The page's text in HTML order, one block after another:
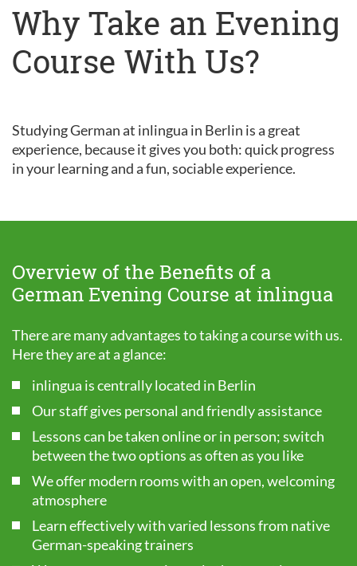
Why Take an Evening
Course With Us?
Studying German at inlingua in Berlin is a great
experience, because it gives you both: quick progress
in your learning and a fun, sociable experience.
Overview of the Benefits of a
German Evening Course at inlingua
There are many advantages to taking a course with us.
Here they are at a glance:
inlingua is centrally located in Berlin
Our staff gives personal and friendly assistance
Lessons can be taken online or in person; switch
between the two options as often as you like
We offer modern rooms with an open, welcoming
atmosphere
Learn effectively with varied lessons from native
German-speaking trainers